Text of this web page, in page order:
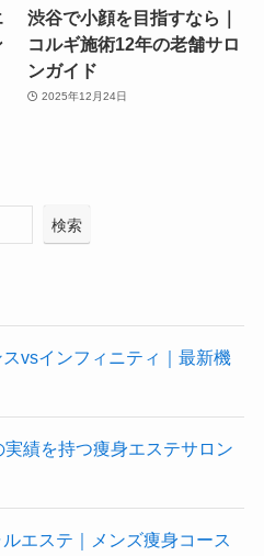
渋谷で小顔を目指すなら｜
コルギ施術12年の老舗サロ
ンガイド
2025年12月24日
検索
vsインフィニティ｜最新機
績を持つ痩身エステサロン
エステ｜メンズ痩身コース